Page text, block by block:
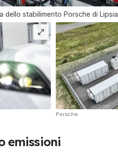
dello stabilimento Porsche di Lipsia
Porsche
emissioni